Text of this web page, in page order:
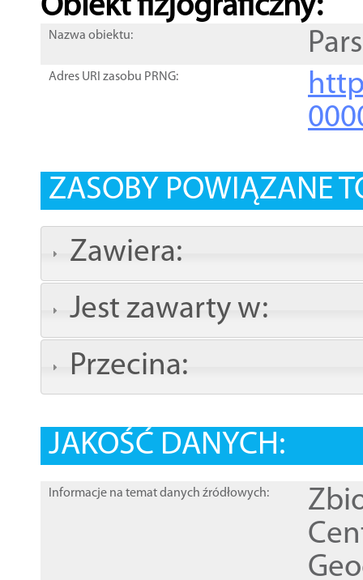
Obiekt fizjograficzny:
Nazwa obiektu:
Adres URI zasobu PRNG:
ZASOBY POWIĄZANE
Zawiera:
Jest zawarty w:
Przecina:
JAKOŚĆ DANYCH:
Informacje na temat danych źródłowych: